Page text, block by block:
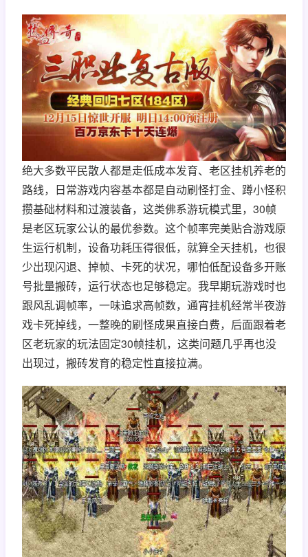
绝大多数平民散人都是走低成本发育、老区挂机养老的
路线，日常游戏内容基本都是自动刷怪打金、蹲小怪积
攒基础材料和过渡装备，这类佛系游玩模式里，30帧
是老区玩家公认的最优参数。这个帧率完美贴合游戏原
生运行机制，设备功耗压得很低，就算全天挂机，也很
少出现闪退、掉帧、卡死的状况，哪怕低配设备多开账
号批量搬砖，运行状态也足够稳定。我早期玩游戏时也
跟风乱调帧率，一味追求高帧数，通宵挂机经常半夜游
戏卡死掉线，一整晚的刷怪成果直接白费，后面跟着老
区老玩家的玩法固定30帧挂机，这类问题几乎再也没
出现过，搬砖发育的稳定性直接拉满。